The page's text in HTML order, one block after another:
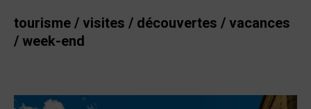
tourisme / visites / découvertes / vacances
/ week-end